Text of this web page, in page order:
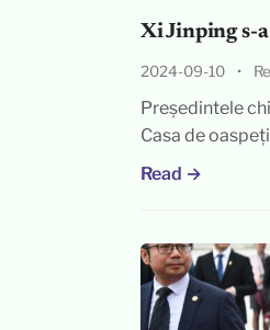
Xi Jinping s-
2024-09-10 •
Președintele
Casa de
Read →